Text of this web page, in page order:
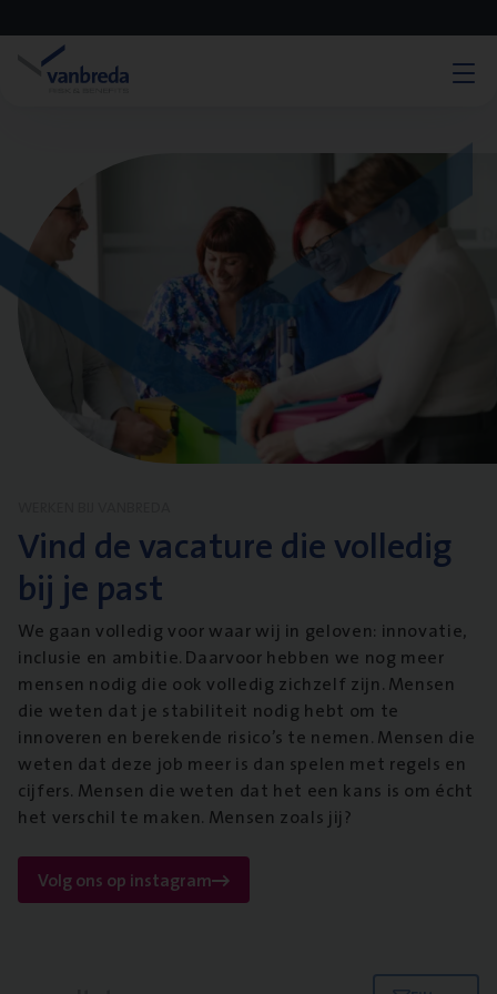
Vind de vacature die volledig
bij je past
We gaan volledig voor waar wij in geloven: innovatie,
inclusie en ambitie. Daarvoor hebben we nog meer
mensen nodig die ook volledig zichzelf zijn. Mensen
die weten dat je stabiliteit nodig hebt om te
innoveren en berekende risico’s te nemen. Mensen die
weten dat deze job meer is dan spelen met regels en
cijfers. Mensen die weten dat het een kans is om écht
het verschil te maken. Mensen zoals jij?
Volg ons op instagram